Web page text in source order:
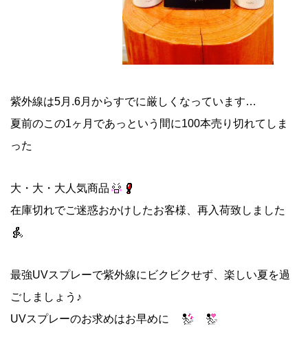
紫外線は5月.6月からすでに厳しくなっています…
夏前のこの1ヶ月であっという間に100本売り切れてしま
った
大・大・大人気商品
在庫切れでご迷惑おかけしたお客様、再入荷致しました
最強UVスプレーで紫外線にビクビクせず、楽しい夏を過
ごしましょう♪
UVスプレーのお求めはお早めに